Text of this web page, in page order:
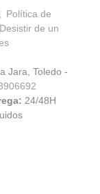
Política de
Desistir de un
Jara, Toledo -
24/48H